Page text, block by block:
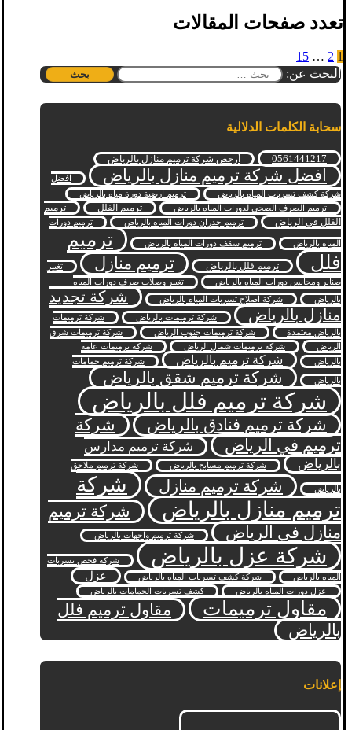
تعدد صفحات المقالات
1
2
…
15
البحث عن:
سحابة الكلمات الدلالية
0561441217 أرخص شركة ترميم منازل بالرياض
افضل شركة ترميم منازل بالرياض
افضل
شركة كشف تسربات المياه بالرياض
ترميم ارضية دورة مياه بالرياض
ترميم الصرف الصحي لدورات المياه بالرياض
ترميم الفلل
ترميم
الفلل في الرياض
ترميم جدران دورات المياه بالرياض ترميم دورات
المياه بالرياض ترميم سقف دورات المياه بالرياض
ترميم
فلل
ترميم فلل بالرياض ترميم منازل
تغيير
صنابر ومحابس دورات المياه بالرياض
تغيير وصلات صرف دورات المياه
بالرياض
شركة اصلاح تسربات المياه بالرياض
شركة تجديد
منازل بالرياض
شركة ترميمات بالرياض
شركة ترميمات
بالرياض معتمدة
شركة ترميمات جنوب الرياض
شركة ترميمات شرق
الرياض
شركة ترميمات شمال الرياض
شركة ترميمات عامة
بالرياض
شركة ترميم بالرياض شركة ترميم حمامات
بالرياض شركة ترميم شقق بالرياض
شركة ترميم فلل بالرياض
شركة ترميم فنادق بالرياض
شركة
ترميم في الرياض
شركة ترميم مدارس
بالرياض
شركة ترميم مسابح بالرياض شركة ترميم ملاحق
بالرياض شركة ترميم منازل
شركة
ترميم منازل بالرياض
شركة ترميم
منازل في الرياض
شركة ترميم واجهات بالرياض
شركة عزل بالرياض
شركة فحص تسربات
المياه بالرياض
شركة كشف تسربات المياه بالرياض عزل
عزل دورات المياه بالرياض كشف تسربات الحمامات بالرياض
مقاول ترميمات
مقاول ترميم فلل
بالرياض
إعلانات